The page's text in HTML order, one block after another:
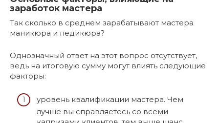
заработок мастера
Так сколько в среднем зарабатывают мастера
маникюра и педикюра?
Однозначный ответ на этот вопрос отсутствует,
ведь на итоговую сумму могут влиять следующие
факторы:
уровень квалификации мастера. Чем
лучше вы справляетесь со всеми